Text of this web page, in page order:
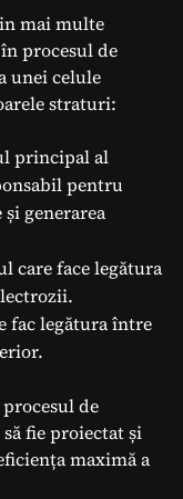
mai multe
procesul de
unei celule
straturi:
principal al
pentru
generarea
care face legătura
fac legătura între
de
fie proiectat și
maximă a